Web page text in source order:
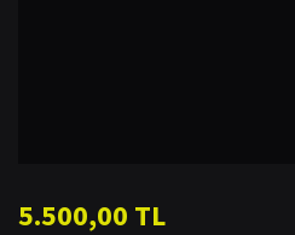
5.500,00 TL